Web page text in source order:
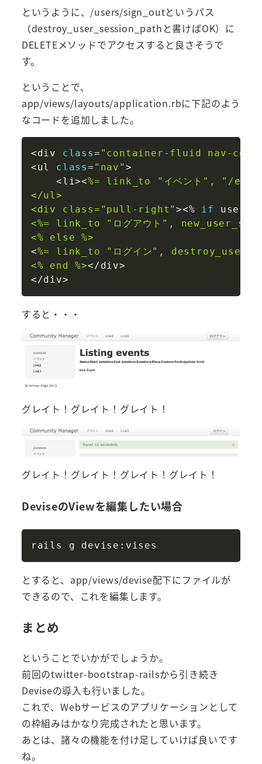
というように、/users/sign_outというパス
（destroy_user_session_pathと書けばOK）に
DELETEメソッドでアクセスすると良さそうで
す。
ということで、
app/views/layouts/application.rbに下記のよう
なコードを追加しました。
<div class= "container-fluid nav-
<ul class= "nav" >
<li><%= link_to "イベント", "/
</ul>
<div class= "pull-right"><% if
<%= link_to "ログアウト",
<% else %>
<%= link_to "ログイン",
<% end %></div>
</div>
Copy
すると・・・
グレイト！グレイト！グレイト！
グレイト！グレイト！グレイト！グレイト！
DeviseのViewを編集したい場合
とすると、app/views/devise配下にファイルが
できるので、これを編集します。
まとめ
ということでいかがでしょうか。
前回のtwitter-bootstrap-railsから引き続き
Deviseの導入も行いました。
これで、Webサービスのアプリケーションとして
の枠組みはかなり完成されたと思います。
あとは、諸々の機能を付け足していけば良いです
ね。